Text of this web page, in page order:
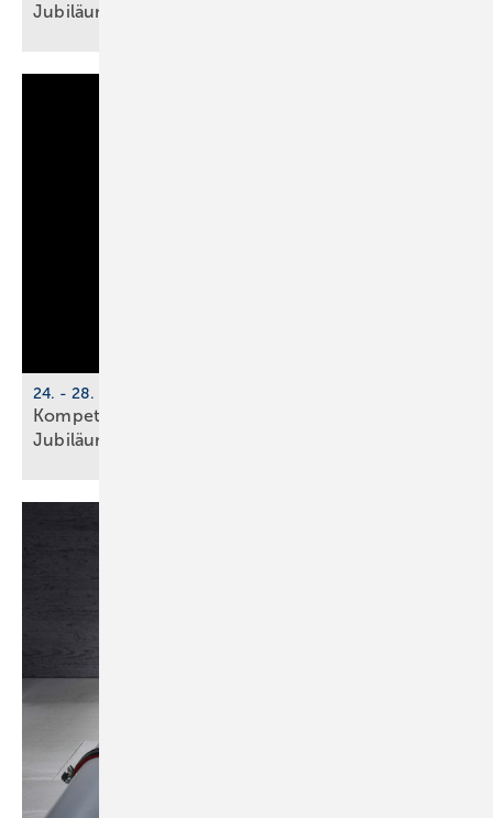
Jubiläum
24. - 28. November 2025, online
Kompetenzwoche Haus­tech­nik (KWHT) fei­ert
Ju­bi­lä­um